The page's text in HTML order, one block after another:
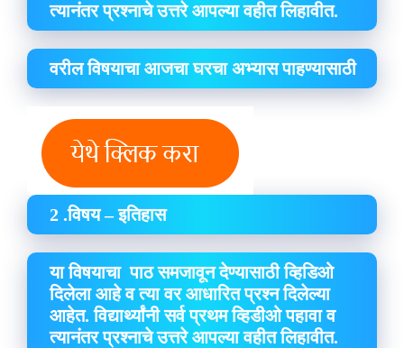
त्यानंतर प्रश्नाचे उत्तरे आपल्या वहीत लिहावीत.
वरील विषयाचा आजचा घरचा अभ्यास पाहण्यासाठी
2 .विषय – इतिहास
या विषयाचा पाठ समजावून देण्यासाठी व्हिडिओ
दिलेला आहे व त्या वर आधारित प्रश्न दिलेल्या
आहेत. विद्यार्थ्यांनी सर्व प्रथम व्हिडीओ पहावा व
त्यानंतर प्रश्नाचे उत्तरे आपल्या वहीत लिहावीत.